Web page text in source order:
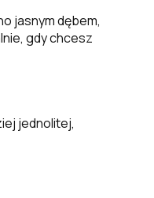
jasnym dębem,
gdy chcesz
jednolitej,